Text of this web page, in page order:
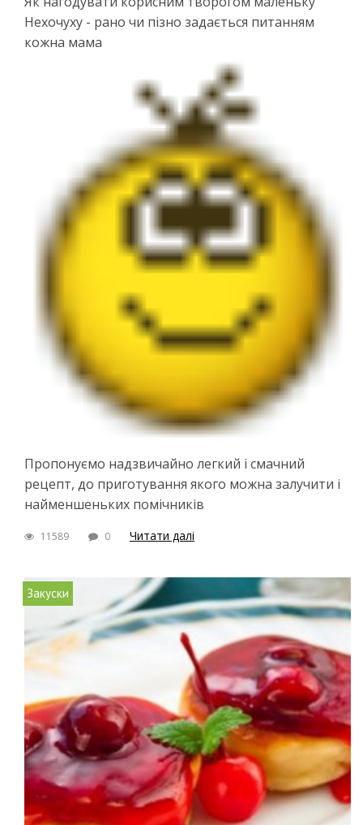
Нехочуху - рано чи пізно задається питанням
кожна мама
Пропонуємо надзвичайно легкий і смачний
рецепт, до приготування якого можна залучити і
найменшеньких помічників
11589 0 Читати далі
Закуски